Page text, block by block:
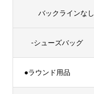
バックラインなし
-シューズバッグ
●ラウンド用品